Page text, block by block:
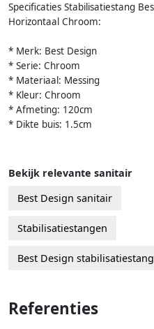
Specificaties Stabilisatiestang
Horizontaal Chroom:
* Merk: Best Design
* Serie: Chroom
* Materiaal: Messing
* Kleur: Chroom
* Afmeting: 120cm
* Dikte buis: 1.5cm
Bekijk relevante sanitair
Best Design sanitair
Stabilisatiestangen
Best Design
Referenties